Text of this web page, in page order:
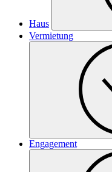
Haus
Vermietung
Engagement